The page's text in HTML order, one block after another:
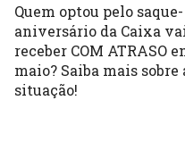
Quem optou pelo saque-
aniversário da Caixa
receber COM ATRASO
maio? Saiba mais sobre
situação!